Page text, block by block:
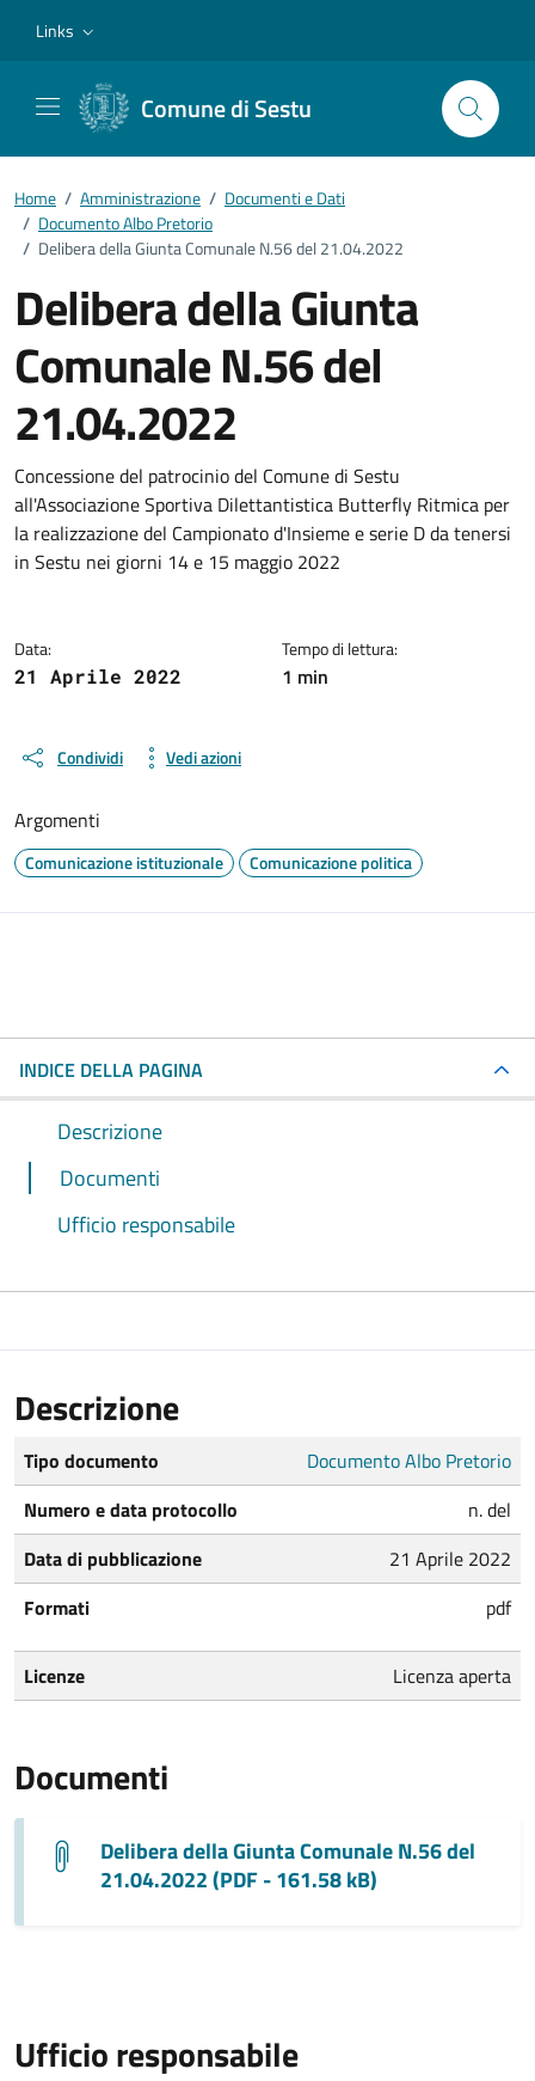
Links
Comune di Sestu
Home / Amministrazione / Documenti e Dati
/ Documento Albo Pretorio
/ Delibera della Giunta Comunale N.56 del 21.04.2022
Delibera della Giunta
Comunale N.56 del
21.04.2022
Dettagli del documento
Concessione del patrocinio del Comune di Sestu
all'Associazione Sportiva Dilettantistica Butterfly Ritmica per
la realizzazione del Campionato d'Insieme e serie D da tenersi
in Sestu nei giorni 14 e 15 maggio 2022
Data:
21 Aprile 2022
Tempo di lettura:
1 min
Condividi Vedi azioni
Argomenti
Comunicazione istituzionale Comunicazione politica
INDICE DELLA PAGINA
Descrizione
Documenti
Ufficio responsabile
Descrizione
Tipo documento
Documento Albo Pretorio
Numero e data protocollo
n. del
Data di pubblicazione
21 Aprile 2022
Formati
pdf
Licenze Licenza aperta
Documenti
Delibera della Giunta Comunale N.56 del
21.04.2022 (PDF - 161.58 kB)
Ufficio responsabile